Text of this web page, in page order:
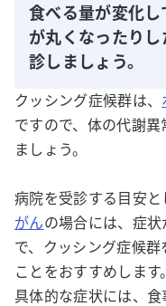
食べる量が変化し
が丸くなったり
診しましょう。
クッシング症候群は、
ですので、体の代謝
ましょう。
病院を受診する目安
がんの場合には、症
で、クッシング症候
ことをおすすめします。
具体的な症状には、